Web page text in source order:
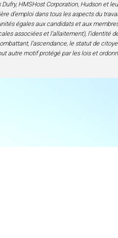
HMSHost Corporation, Hudson et
d’emploi dans tous les aspects du
égales aux candidats et aux
associées et l’allaitement), l’identité
l’ascendance, le statut de
autre motif protégé par les lois et